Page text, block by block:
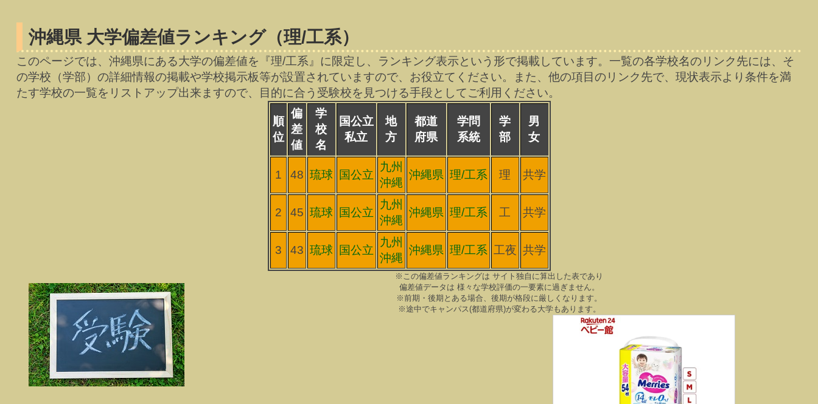
沖縄県 大学偏差値ランキング（理/工系）
このページでは、沖縄県にある大学の偏差値を『理/工系』に限定し、ランキング表示という形で掲載しています。一覧の各学校名のリンク先には、そ
の学校（学部）の詳細情報の掲載や学校掲示板等が設置されていますので、お役立てください。また、他の項目のリンク先で、現状表示より条件を満
たす学校の一覧をリストアップ出来ますので、目的に合う受験校を見つける手段としてご利用ください。
順
位
偏
差
値
学
校
名
国公立
私立
地
方
都道
府県
学問
系統
学
部
男
女
1 48 琉球 国公立
九州
沖縄
沖縄県 理/工系 理 共学
2 45 琉球 国公立
九州
沖縄
沖縄県 理/工系 工 共学
3 43 琉球 国公立
九州
沖縄
沖縄県 理/工系 工夜 共学
※この偏差値ランキングは サイト独自に算出した表であり
偏差値データは 様々な学校評価の一要素に過ぎません。
※前期・後期とある場合、後期が格段に厳しくなります。
※途中でキャンパス(都道府県)が変わる大学もあります。